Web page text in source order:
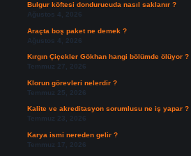
Bulgur köftesi dondurucuda nasıl saklanır ?
Ağustos 4, 2026
Araçta boş paket ne demek ?
Ağustos 4, 2026
Kırgın Çiçekler Gökhan hangi bölümde ölüyor ?
Temmuz 27, 2026
Klorun görevleri nelerdir ?
Temmuz 25, 2026
Kalite ve akreditasyon sorumlusu ne iş yapar ?
Temmuz 23, 2026
Karya ismi nereden gelir ?
Temmuz 17, 2026